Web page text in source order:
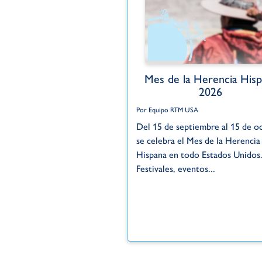
Mes de la Herencia
2026
Por Equipo RTM USA
Del 15 de septiembre al 15 de
se celebra el Mes de la Herencia
Hispana en todo Estados Unidos.
Festivales, eventos...